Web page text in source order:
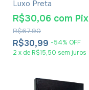
Luxo Preta
R$30,99 -54% OFF
R$67,90
R$30,06 com Pix
2 x de R$15,50 sem juros